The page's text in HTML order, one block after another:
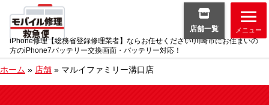
iPhone修理【総務省登録修理業者】ならお任せください!川崎市にお住まいの
方のiPhone7バッテリー交換画面・バッテリー対応！
店舗一覧 メニュー
ホーム » 店舗 » マルイファミリー溝口店